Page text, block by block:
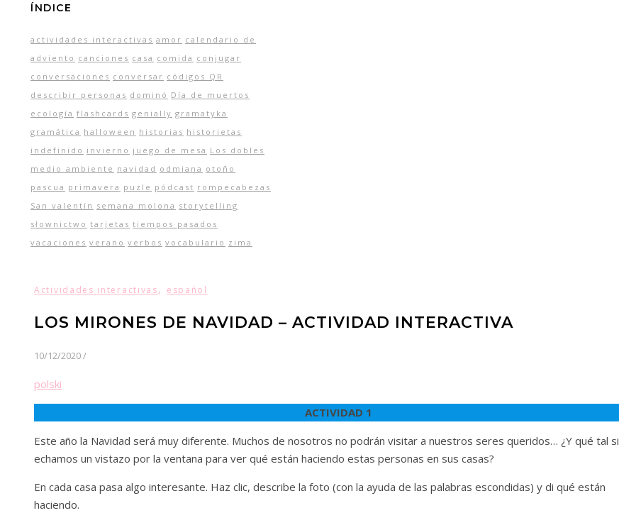
ÍNDICE
actividades interactivas amor calendario de
adviento canciones casa comida conjugar
conversaciones conversar códigos QR
describir personas dominó Día de muertos
ecología flashcards genially gramatyka
gramática halloween historias historietas
indefinido invierno juego de mesa Los dobles
medio ambiente navidad odmiana otoño
pascua primavera puzle pódcast rompecabezas
San valentín semana molona storytelling
słownictwo tarjetas tiempos pasados
vacaciones verano verbos vocabulario zima
Actividades interactivas, español
LOS MIRONES DE NAVIDAD – ACTIVIDAD INTERACTIVA
10/12/2020/
polski
ACTIVIDAD 1
Este año la Navidad será muy diferente. Muchos de nosotros no podrán visitar a nuestros seres queridos… ¿Y qué tal si
echamos un vistazo por la ventana para ver qué están haciendo estas personas en sus casas?
En cada casa pasa algo interesante. Haz clic, describe la foto (con la ayuda de las palabras escondidas) y di qué están
haciendo.